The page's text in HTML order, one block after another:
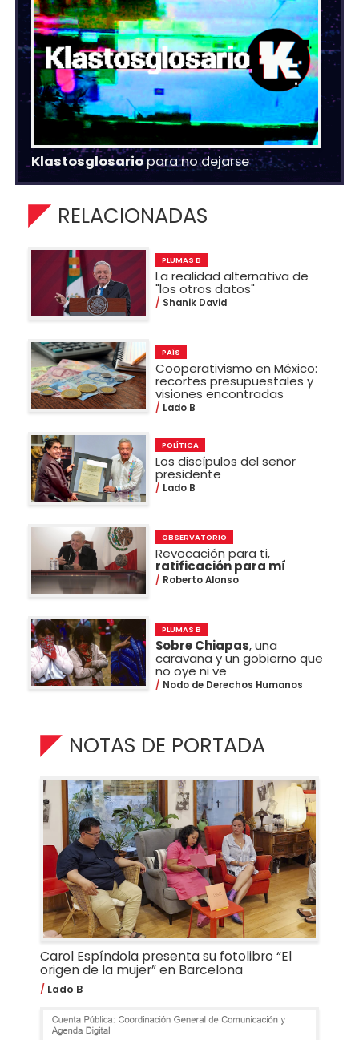
Klastosglosariopara no dejarse
RELACIONADAS
PLUMAS B
La realidad alternativa de
"los otros datos"
Shanik David
PAÍS
Cooperativismo en México:
recortes presupuestales y
visiones encontradas
Lado B
POLÍTICA
Los discípulos del señor
presidente
Lado B
OBSERVATORIO
Revocación para ti,
ratificación para mí
Roberto Alonso
PLUMAS B
Sobre Chiapas, una
caravana y un gobierno que
no oye ni ve
Nodo de Derechos Humanos
NOTAS DE PORTADA
Carol Espíndola presenta su fotolibro “El
origen de la mujer” en Barcelona
Lado B